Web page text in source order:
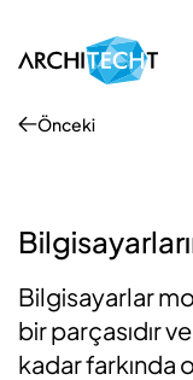
Önceki
Bilgisayarlar
bir parçasıdır
kadar farkında